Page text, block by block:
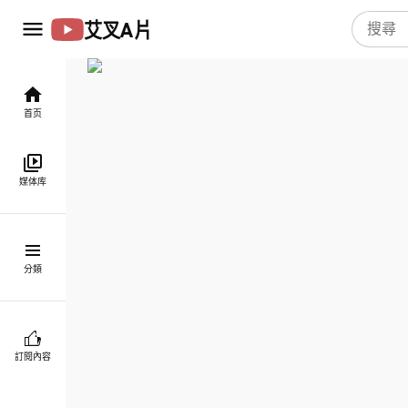
艾叉A片
首页
媒体库
分類
訂閱內容